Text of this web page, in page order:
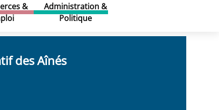
&
Administration &
Politique
des Aînés